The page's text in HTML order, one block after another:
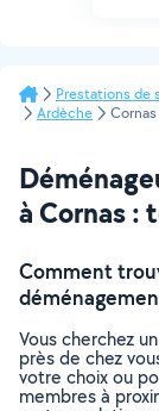
Prestations de
Ardèche
Cornas
à Cornas :
Comment
Vous cherchez
près de chez
votre choix ou
membres à